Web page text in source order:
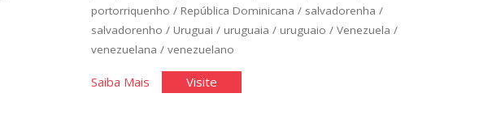
portorriquenho / República Dominicana / salvadorenha /
salvadorenho / Uruguai / uruguaia / uruguaio / Venezuela /
venezuelana / venezuelano
Saiba Mais"Espanhol
Visite"Espanhol